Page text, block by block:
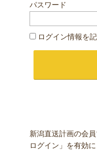
パスワード
ログイン情報を
新潟直送計画の会
ログイン」を有効